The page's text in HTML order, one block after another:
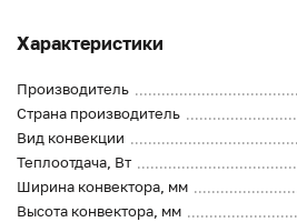
Характеристики
Производитель
Страна производитель
Вид конвекции
Теплоотдача, Вт
Ширина конвектора, мм
Высота конвектора, мм